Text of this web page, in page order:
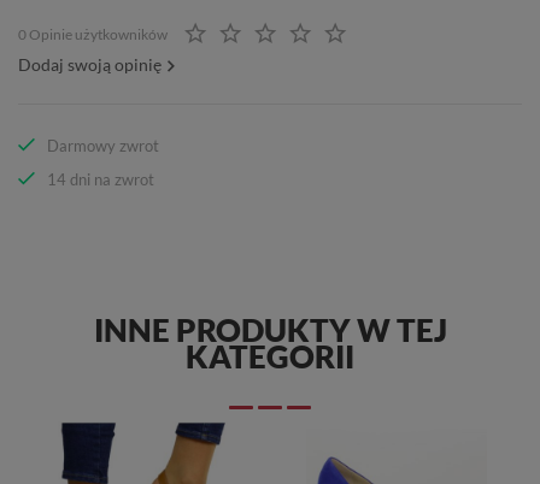
0 Opinie użytkowników
Dodaj swoją opinię
Darmowy zwrot
14 dni na zwrot
INNE PRODUKTY W TEJ
KATEGORII